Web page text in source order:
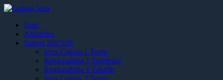
Start
Aktuelles
Saison 2025/26
Jena Caputs 1 Team
Regionalliga 1 Spielplan
Regionalliga 1 Tabelle
Jena Caputs 2 Team